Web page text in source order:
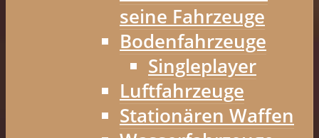
seine Fahrzeuge
Bodenfahrzeuge
Singleplayer
Luftfahrzeuge
Stationären Waffen